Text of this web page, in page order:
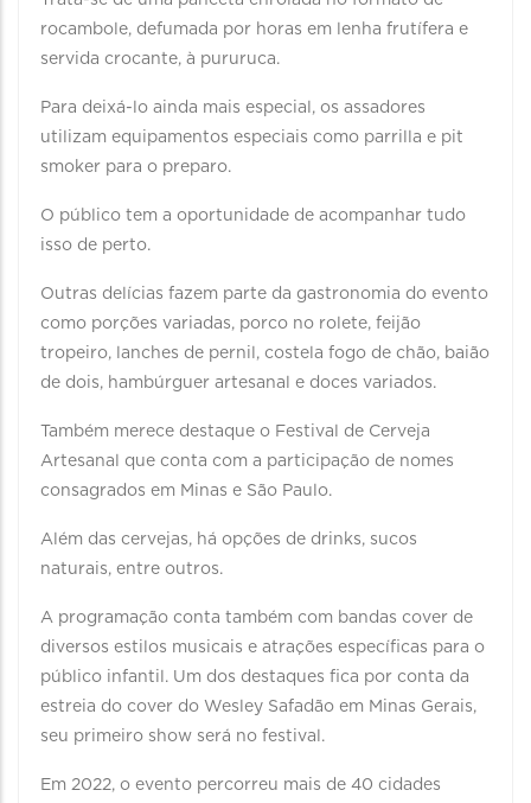
rocambole, defumada por horas em lenha frutífera e
servida crocante, à pururuca.
Para deixá-lo ainda mais especial, os assadores
utilizam equipamentos especiais como parrilla e pit
smoker para o preparo.
O público tem a oportunidade de acompanhar tudo
isso de perto.
Outras delícias fazem parte da gastronomia do evento
como porções variadas, porco no rolete, feijão
tropeiro, lanches de pernil, costela fogo de chão, baião
de dois, hambúrguer artesanal e doces variados.
Também merece destaque o Festival de Cerveja
Artesanal que conta com a participação de nomes
consagrados em Minas e São Paulo.
Além das cervejas, há opções de drinks, sucos
naturais, entre outros.
A programação conta também com bandas cover de
diversos estilos musicais e atrações específicas para o
público infantil. Um dos destaques fica por conta da
estreia do cover do Wesley Safadão em Minas Gerais,
seu primeiro show será no festival.
Em 2022, o evento percorreu mais de 40 cidades